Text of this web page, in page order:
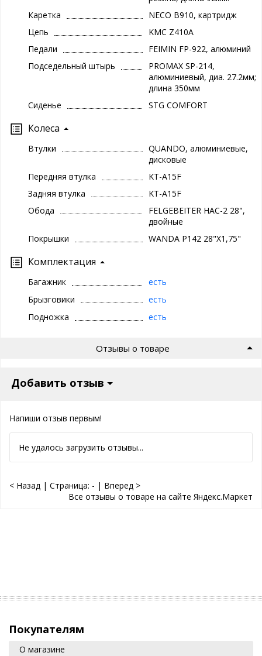
Каретка
NECO B910, картридж
Цепь
KMC Z410A
Педали
FEIMIN FP-922, алюминий
Подседельный штырь
PROMAX SP-214,
алюминиевый, диа. 27.2мм;
длина 350мм
Сиденье
STG COMFORT
Колеса
Втулки
QUANDO, алюминиевые,
дисковые
Передняя втулка
KT-A15F
Задняя втулка
KT-A15F
Обода
FELGEBEITER HAC-2 28",
двойные
Покрышки
WANDA P142 28"X1,75"
Комплектация
Багажник
есть
Брызговики
есть
Подножка
есть
Отзывы о товаре
Добавить отзыв
Напиши отзыв первым!
Не удалось загрузить отзывы...
< Назад | Страница: - | Вперед >
Все отзывы о товаре на сайте Яндекс.Маркет
Покупателям
О магазине